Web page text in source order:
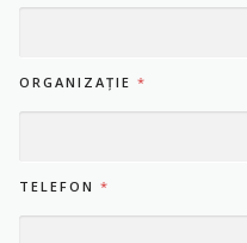
ORGANIZAȚIE *
TELEFON *